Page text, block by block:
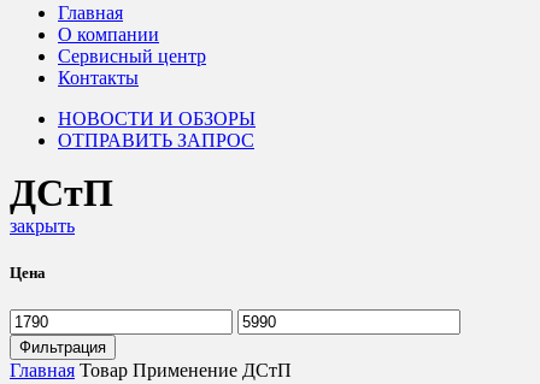
Главная
О компании
Сервисный центр
Контакты
НОВОСТИ И ОБЗОРЫ
ОТПРАВИТЬ ЗАПРОС
ДСтП
закрыть
Цена
Минимальная
цена
Максимальная
цена
Фильтрация
Главная Товар Применение ДСтП